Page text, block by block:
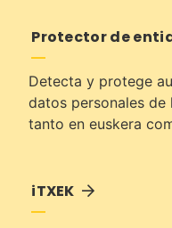
Protector de
Detecta y protege
datos personales
tanto en euskera
iTXEK